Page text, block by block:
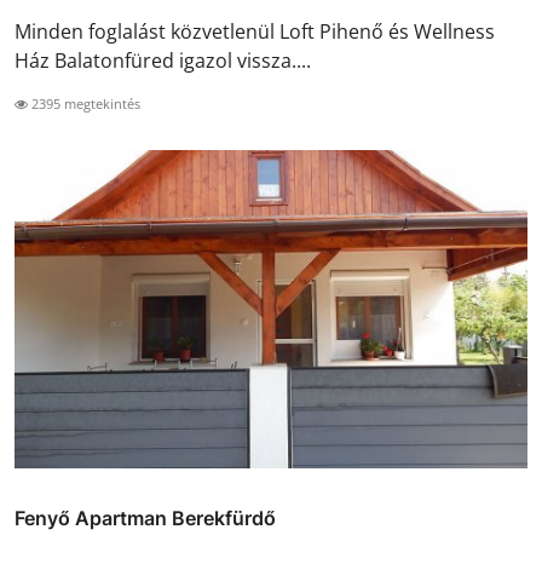
Minden foglalást közvetlenül Loft Pihenő és Wellness
Ház Balatonfüred igazol vissza....
2395 megtekintés
Fenyő Apartman Berekfürdő